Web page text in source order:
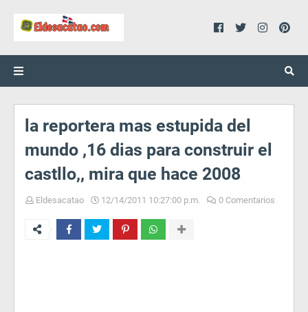
la reportera mas estupida del
mundo ,16 dias para construir el
castllo,, mira que hace 2008
Eldesacatao 12/14/2011 10:27:00 p.m. 0 Comentarios